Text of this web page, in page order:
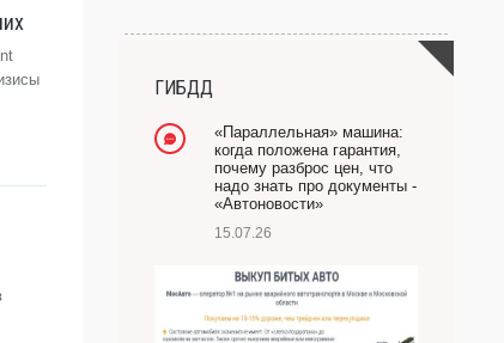
-- Самое большое богатство — это ум. Самая
большая нищета — глупость. Из всех страхов самый
-- Лучшее, что можно сделать с хорошим советом,
это пропустить его мимо ушей. Он никогда не бывает
полезен никому, кроме того, кто его дал.
-- Люблю давать советы и очень не люблю, когда их
дают мне.
ГИБДД
«Параллельная» машина:
когда положена гарантия,
почему разброс цен, что
надо знать про документы -
«Автоновости»
15.07.26